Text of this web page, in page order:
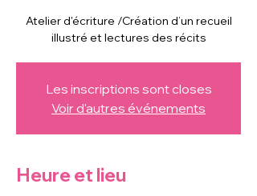
Atelier d'écriture /Création d’un recueil
illustré et lectures des récits
Les inscriptions sont closes
Voir d'autres événements
Heure et lieu